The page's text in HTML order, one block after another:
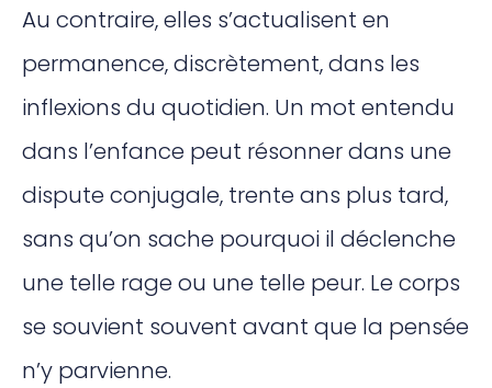
Au contraire, elles s’actualisent en
permanence, discrètement, dans les
inflexions du quotidien. Un mot entendu
dans l’enfance peut résonner dans une
dispute conjugale, trente ans plus tard,
sans qu’on sache pourquoi il déclenche
une telle rage ou une telle peur. Le corps
se souvient souvent avant que la pensée
n’y parvienne.